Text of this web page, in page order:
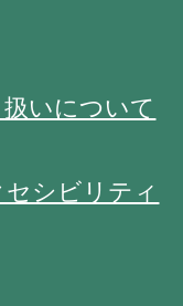
いについて
セシビリティ